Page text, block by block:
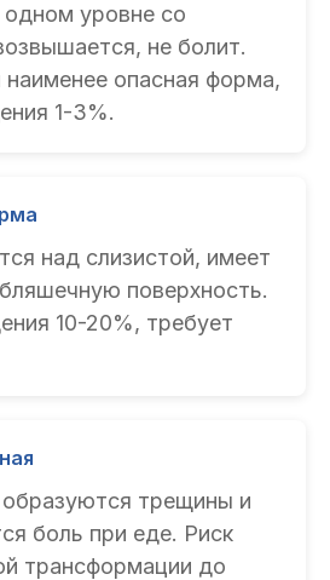
одном уровне со
не болит.
наименее опасная форма,
1-3%.
над слизистой, имеет
поверхность.
10-20%, требует
трещины и
боль при еде. Риск
трансформации до